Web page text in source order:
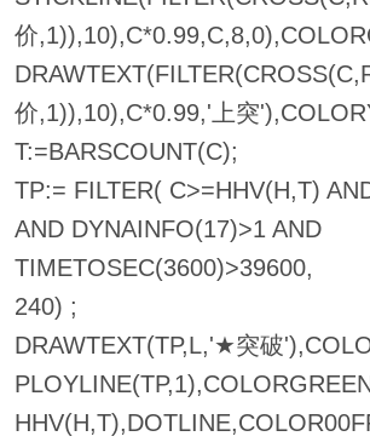
价
价,1)),10),C*0.99,'上突
T:=BARSCOUNT(C);
TP:= FILTER( C>=HHV(H,T)
AND DYNAINFO(17)>1 AND
TIMETOSEC(3600)>39600,
240) ;
DRAWTEXT(TP,L,'★突破